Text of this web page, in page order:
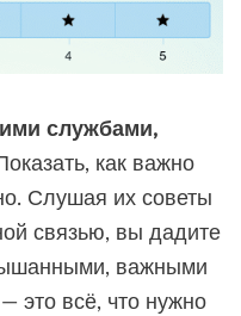
службами,
как важно
Слушая их советы
связью, вы дадите
важными
это всё, что нужно